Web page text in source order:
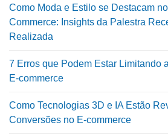
Como Moda e Estilo se Destacam
Commerce: Insights da Palestra
Realizada
7 Erros que Podem Estar Limitando
E-commerce
Como Tecnologias 3D e IA Estão
Conversões no E-commerce